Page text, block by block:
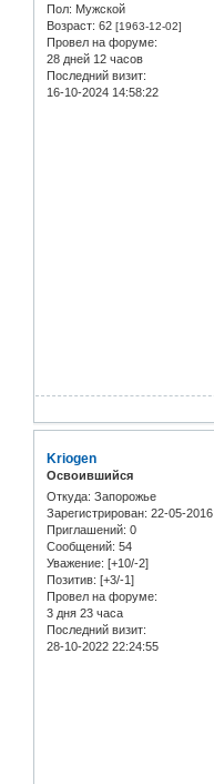
Пол: Мужской
Возраст: 62 [1963-12-02]
Провел на форуме:
28 дней 12 часов
Последний визит:
16-10-2024 14:58:22
Kriogen
Освоившийся
Откуда: Запорожье
Зарегистрирован: 22-05-2016
Приглашений: 0
Сообщений: 54
Уважение: [+10/-2]
Позитив: [+3/-1]
Провел на форуме:
3 дня 23 часа
Последний визит:
28-10-2022 22:24:55